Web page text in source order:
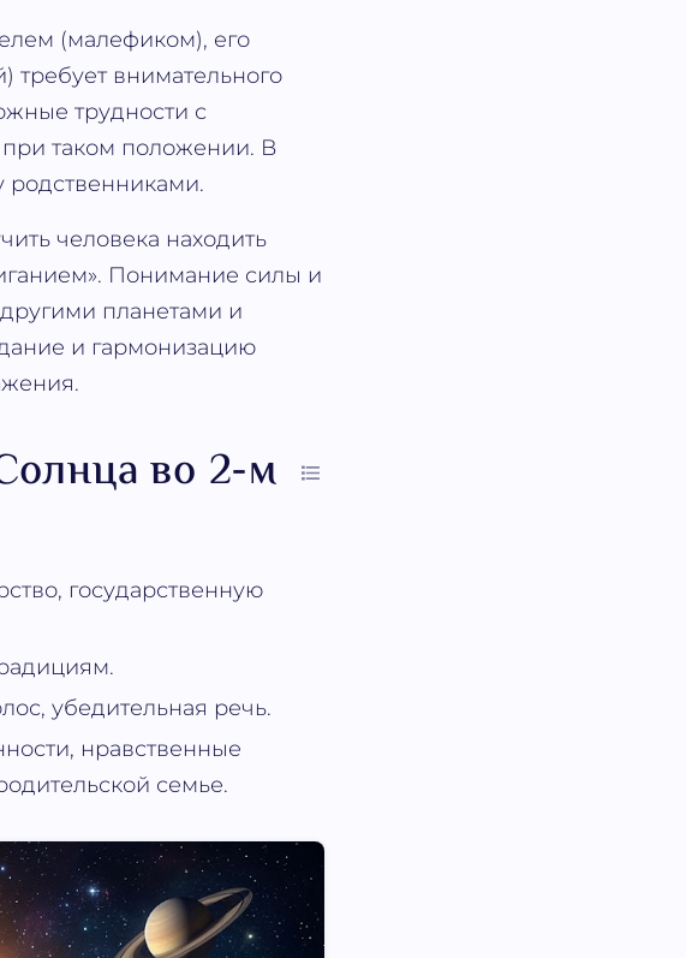
(малефиком), его
внимательного
трудности с
при таком положении. В
родственниками.
человека находить
Понимание силы и
планетами и
и гармонизацию
во 2-м
государственную
убедительная речь.
нравственные
семье.